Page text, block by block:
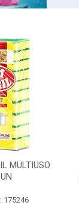
MULTIUSO
175246